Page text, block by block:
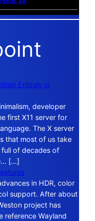
Entirely in
developer
first X11 server for
The X server
that most of us take
full of decades of
[…]
in HDR, color
support. After about
project has
reference Wayland